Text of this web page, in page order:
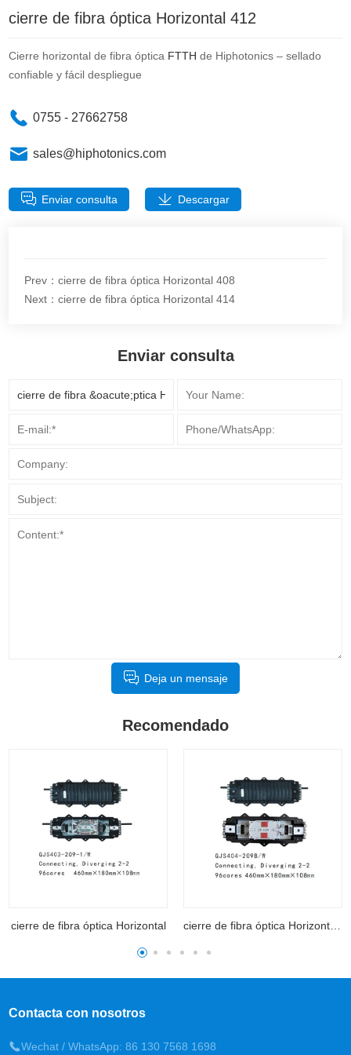
cierre de fibra óptica Horizontal 412
Cierre horizontal de fibra óptica FTTH de Hiphotonics – sellado
confiable y fácil despliegue
0755 - 27662758
sales@hiphotonics.com
Enviar consulta Descargar
Prev：cierre de fibra óptica Horizontal 408
Next：cierre de fibra óptica Horizontal 414
Enviar consulta
Deja un mensaje
Recomendado
cierre de fibra óptica Horizontal
Contacta con nosotros
Wechat / WhatsApp: 86 130 7568 1698